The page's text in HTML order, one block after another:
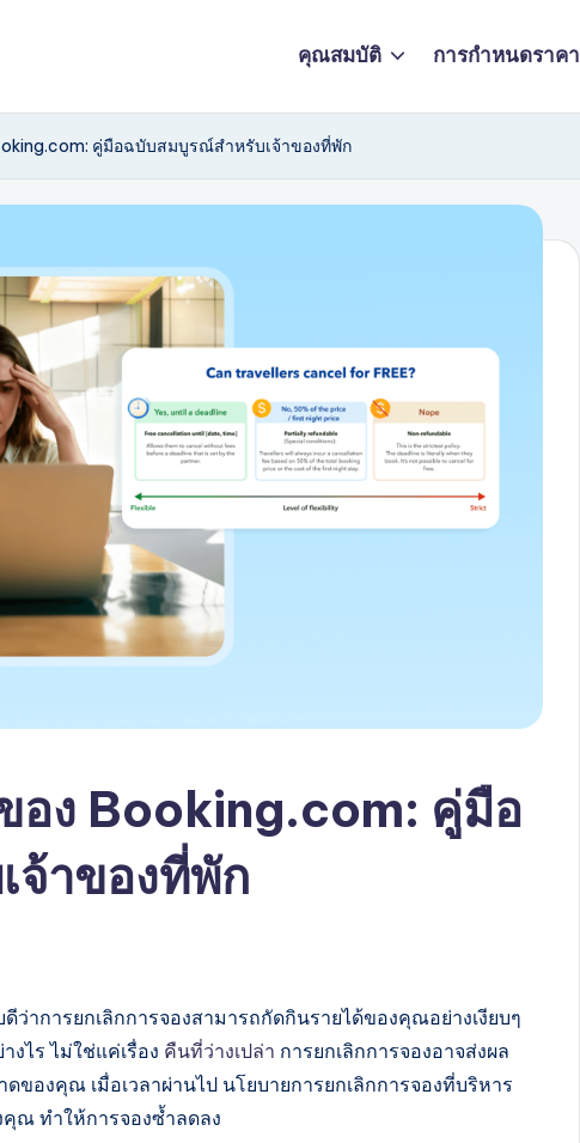
คุณสมบัติ การกำหนดราคา
คู่มือฉบับสมบูรณ์สำหรับเจ้าของที่พัก
อง Booking.com: คู่มือ
จ้าของที่พัก
าการยกเลิกการจองสามารถกัดกินรายได้ของคุณอย่างเงียบๆ
ไร ไม่ใช่แค่เรื่อง คืนที่ว่างเปล่า การยกเลิกการจองอาจส่งผล
ของคุณ เมื่อเวลาผ่านไป นโยบายการยกเลิกการจองที่บริหาร
คุณ ทำให้การจองซ้ำลดลง